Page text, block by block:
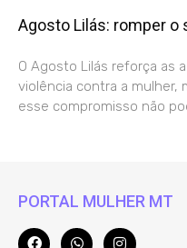
Agosto Lilás: romper o
O Agosto Lilás reforça as
violência contra a mulher,
esse compromisso não
PORTAL MULHER MT